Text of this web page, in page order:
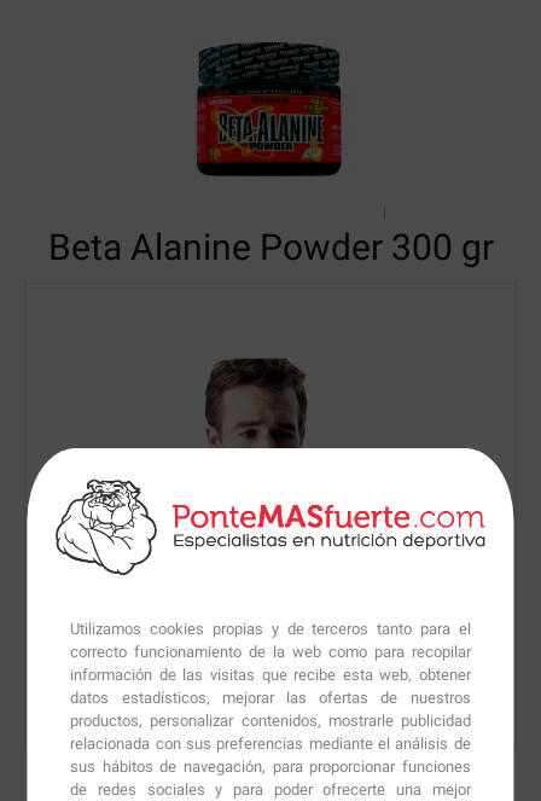
Utilizamos cookies propias y de terceros tanto para el
correcto funcionamiento de la web como para recopilar
información de las visitas que recibe esta web, obtener
datos estadísticos, mejorar las ofertas de nuestros
productos, personalizar contenidos, mostrarle publicidad
relacionada con sus preferencias mediante el análisis de
sus hábitos de navegación, para proporcionar funciones
de redes sociales y para poder ofrecerte una mejor
Beta Alanine Powder300 gr